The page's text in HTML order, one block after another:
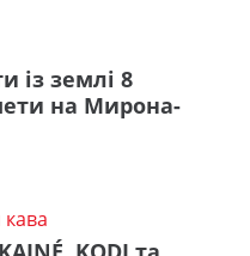
із землі 8
на Мирона-